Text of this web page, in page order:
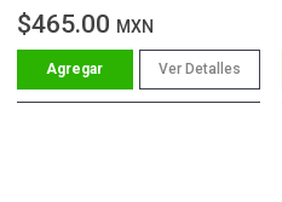
$465.00 MXN
Ver Detalles